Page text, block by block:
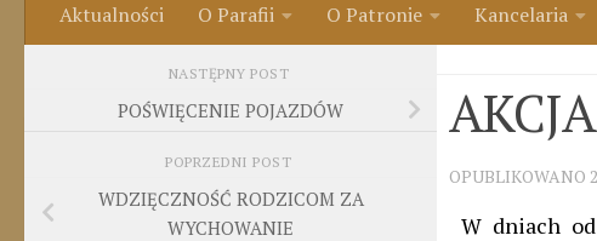
Aktualności O Parafii O Patronie Kancelaria
OPUBLIKOWANO
W dniach
NASTĘPNY POST
POŚWIĘCENIE POJAZDÓW
POPRZEDNI POST
WDZIĘCZNOŚĆ RODZICOM ZA
WYCHOWANIE